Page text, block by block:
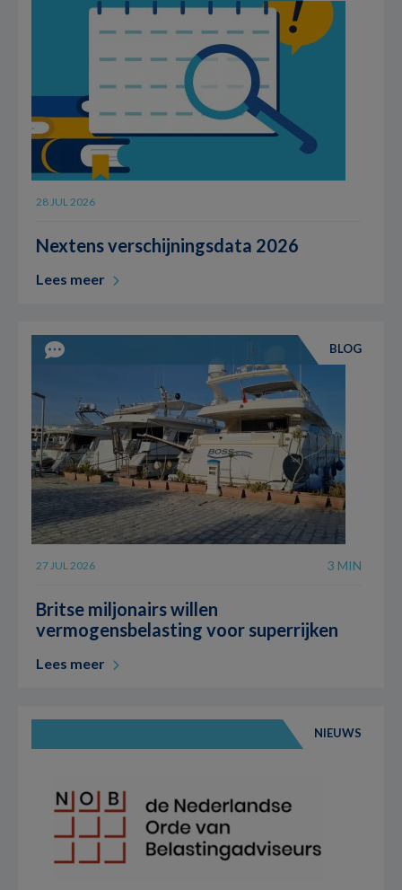
28 JUL 2026
Nextens verschijningsdata 2026
Lees meer
BLOG
27 JUL 2026 3 MIN
Britse miljonairs willen
vermogensbelasting voor superrijken
Lees meer
NIEUWS